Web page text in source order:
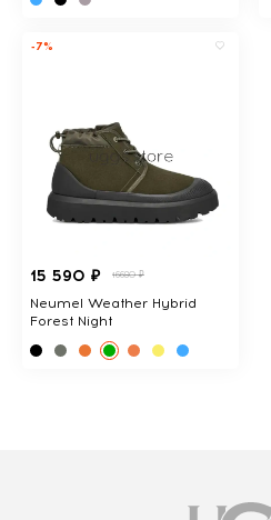
-7%
15 590 ₽ 16680 ₽
Neumel Weather Hybrid
Forest Night